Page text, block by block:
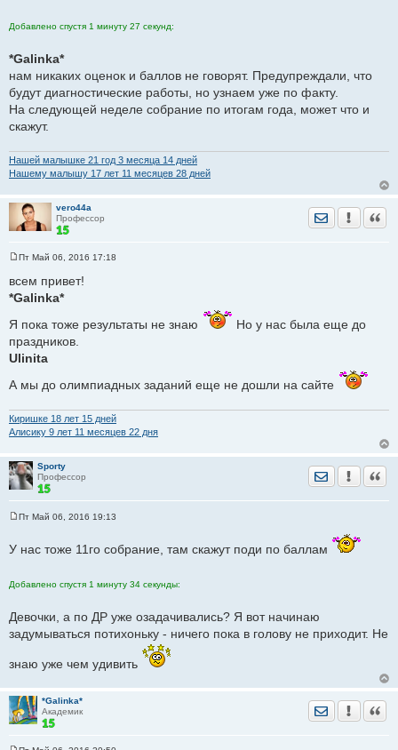
Добавлено спустя 1 минуту 27 секунд:
*Galinka*
нам никаких оценок и баллов не говорят. Предупреждали, что
будут диагностические работы, но узнаем уже по факту.
На следующей неделе собрание по итогам года, может что и
скажут.
Нашей малышке 21 год 3 месяца 14 дней
Нашему малышу 17 лет 11 месяцев 28 дней
vero44a
Профессор
Отправить
о
б
н
и
Пт Май 06, 2016 17:18
всем привет!
*Galinka*
Я пока тоже результаты не знаю
Но у нас была еще до
праздников.
Ulinita
А мы до олимпиадных заданий еще не дошли на сайте
Киришке 18 лет 15 дней
Алисику 9 лет 11 месяцев 22 дня
Sporty
Профессор
Отправить
о
б
н
Пт Май 06, 2016 19:13
У нас тоже 11го собрание, там скажут поди по баллам
Добавлено спустя 1 минуту 34 секунды:
Девочки, а по ДР уже озадачивались? Я вот начинаю
задумываться потихоньку - ничего пока в голову не приходит. Не
знаю уже чем удивить
*Galinka*
Академик
Отправить